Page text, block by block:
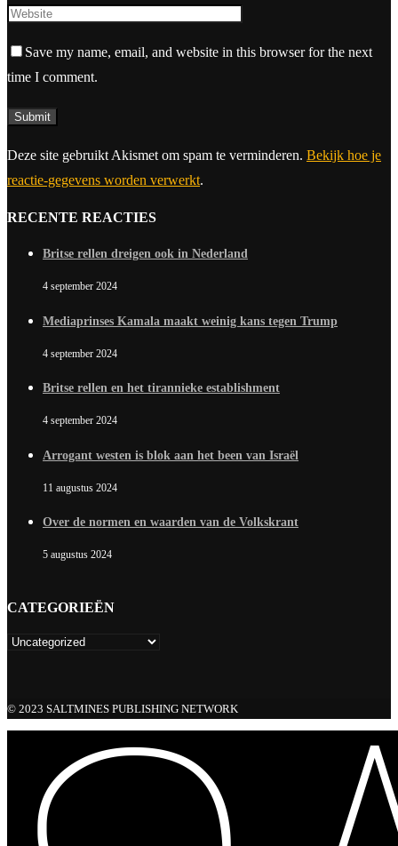
Save my name, email, and website in this browser for the next
time I comment.
Deze site gebruikt Akismet om spam te verminderen. Bekijk hoe je
reactie-gegevens worden verwerkt.
RECENTE REACTIES
Britse rellen dreigen ook in Nederland
4 september 2024
Mediaprinses Kamala maakt weinig kans tegen Trump
4 september 2024
Britse rellen en het tirannieke establishment
4 september 2024
Arrogant westen is blok aan het been van Israël
11 augustus 2024
Over de normen en waarden van de Volkskrant
5 augustus 2024
CATEGORIEËN
© 2023 SALTMINES PUBLISHING NETWORK